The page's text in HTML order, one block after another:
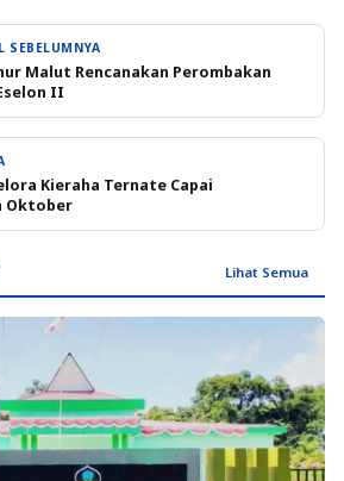
SEBELUMNYA
Malut Rencanakan Perombakan
II
Kieraha Ternate Capai
Oktober
Lihat Semua